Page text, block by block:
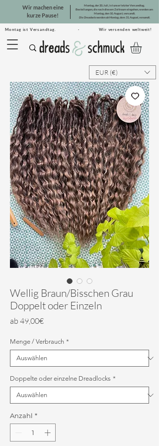
Montag ist Versandtag. · Wir versenden weltweit!
Wir machen eine
kurze Pause!
Montag, der 20. Juli, ist unser letzter Versandtag.
Bestellungen, die nach diesem Zeitraum eingehen, werden am
Montag, den 10. August, versandt.
Die Dreadsets werden ab Montag, dem 31. August, versandt.
EUR (€)
Wellig Braun/Bisschen Grau
Doppelt oder Einzeln
ab 49,00€Sale-
Menge / Verbrauch *
Doppelte oder einzelne Dreadlocks *
Anzahl *